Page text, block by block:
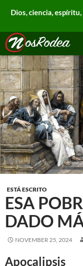
Dios, ciencia,
Nos Rodea
Search
ESTÁ ESCRITO
ESA
DADO
NOVEMBER 25, 2024
Apocalipsis